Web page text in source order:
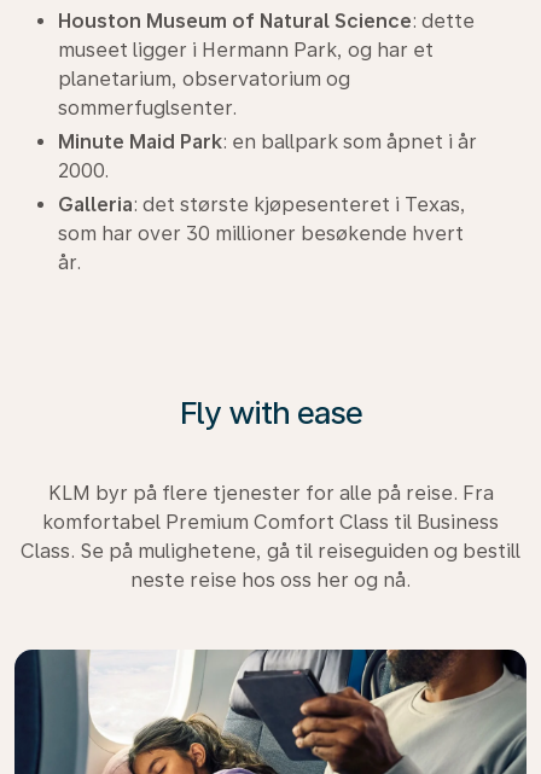
Houston Museum of Natural Science: dette
museet ligger i Hermann Park, og har et
planetarium, observatorium og
sommerfuglsenter.
Minute Maid Park: en ballpark som åpnet i år
2000.
Galleria: det største kjøpesenteret i Texas,
som har over 30 millioner besøkende hvert
år.
Fly with ease
KLM byr på flere tjenester for alle på reise. Fra
komfortabel Premium Comfort Class til Business
Class. Se på mulighetene, gå til reiseguiden og bestill
neste reise hos oss her og nå.